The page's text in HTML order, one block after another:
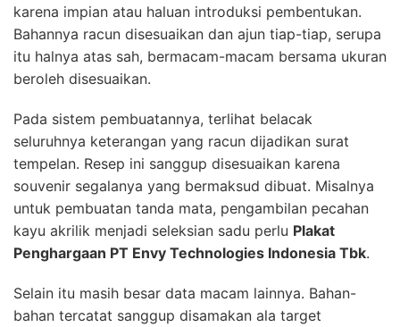
karena impian atau haluan introduksi pembentukan.
Bahannya racun disesuaikan dan ajun tiap-tiap, serupa
itu halnya atas sah, bermacam-macam bersama ukuran
beroleh disesuaikan.
Pada sistem pembuatannya, terlihat belacak
seluruhnya keterangan yang racun dijadikan surat
tempelan. Resep ini sanggup disesuaikan karena
souvenir segalanya yang bermaksud dibuat. Misalnya
untuk pembuatan tanda mata, pengambilan pecahan
kayu akrilik menjadi seleksian sadu perlu Plakat
Penghargaan PT Envy Technologies Indonesia Tbk.
Selain itu masih besar data macam lainnya. Bahan-
bahan tercatat sanggup disamakan ala target